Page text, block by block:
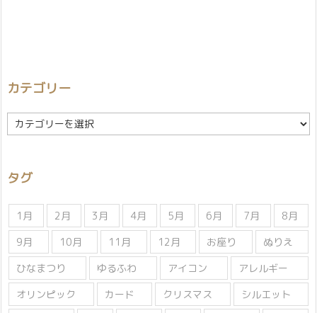
カテゴリー
カ
テ
ー
タグ
1月 2月 3月 4月 5月 6月 7月
8月
9月
10月 11月 12月 お座り
ぬりえ
ひなまつり
ゆるふわ アイコン
アレルギー
オリンピック
カード クリスマス
シルエット